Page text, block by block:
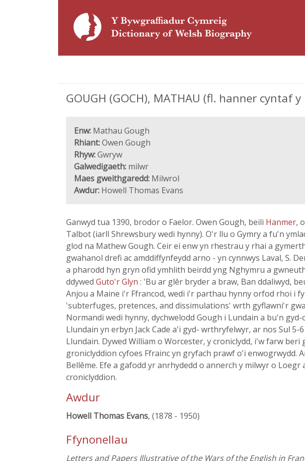
GOUGH (GOCH), MATHAU (fl. hanner cyntaf
Enw: Mathau Gough
Rhiant:Owen Gough
Rhyw:Gwryw
Galwedigaeth: milwr
Maes gweithgaredd: Milwrol
Awdur: Howell Thomas Evans
Ganwyd tua 1390, brodor o Faelor. Owen Gough, beili Hanmer,
Talbot (iarll Shrewsbury wedi hynny). O'r llu o Gymry a fu'n
glod na Mathew Gough. Ceir ei enw yn rhestrau y rhai a
gwahanol drefi ac amddiffynfeydd arno - yn cynnwys Laval, S.
a pharodd hyn gryn ofid ymhlith beirdd yng Nghymru a
ddywed Guto'r Glyn : 'Bu ar glêr bryder a braw, Ban ddaliwyd,
Anjou a Maine i'r Ffrancod, wedi i'r parthau hynny orfod rhoi i
'subterfuges, pretences, and dissimulations' wrth gyflawni'r
Normandi wedi hynny, dychwelodd Gough i Lundain a bu'n
Llundain yn erbyn Jack Cade a'i gyd- wrthryfelwyr, ar nos Sul
Llundain. Dywed William o Worcester, y croniclydd, i'w farw
groniclyddion cyfoes Ffrainc yn gryfach prawf o'i enwogrwydd.
Bellême. Efe a gafodd yr anrhydedd o annerch y milwyr o
croniclyddion.
Awdur
Howell Thomas Evans, (1878 - 1950)
Ffynonellau
Letters and Papers Illustrative of the Wars of the English in